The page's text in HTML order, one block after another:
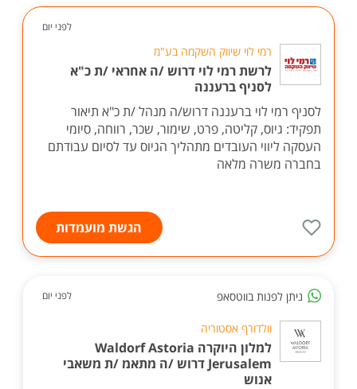
לפני יום
רמי לוי שיווק השקמה בע"מ
לרשת רמי לוי דרוש /ה אחראי /ת כ"א
לסניף ברעננה
לסניף רמי לוי ברעננה דרוש/ה מנהל /ת כ"א תיאור
תפקיד: גיוס, קליטה, פרט, שימור, שכר, רווחה, סיומי
העסקה ליווי העובדים מתהליך הגיוס עד לסיום עבודתם
בחברה משרה מלאה
הגשת מועמדות
ניתן לפנות בווטסאפ לפני יום
וולדורף אסטוריה
למלון היוקרה Waldorf Astoria
Jerusalem דרוש /ה מתאמ /ת משאבי
אנוש